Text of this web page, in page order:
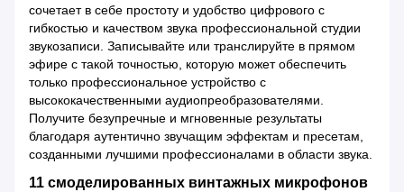
сочетает в себе простоту и удобство цифрового с
гибкостью и качеством звука профессиональной студии
звукозаписи. Записывайте или транслируйте в прямом
эфире с такой точностью, которую может обеспечить
только профессиональное устройство с
высококачественными аудиопреобразователями.
Получите безупречные и мгновенные результаты
благодаря аутентично звучащим эффектам и пресетам,
созданными лучшими профессионалами в области звука.
11 смоделированных винтажных микрофонов